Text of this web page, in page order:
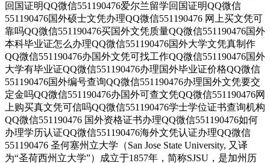
回国证明QQ微信551190476爱尔兰留学回国证明QQ微信
551190476国外硕士文凭办理QQ微信551190476 网上买文凭可
靠吗QQ微信551190476买国外文凭质量QQ微信551190476国外
本科毕业证怎么办理QQ微信551190476国外大学文凭真制作
QQ微信551190476办国外文凭可找工作QQ微信551190476国外
大学有毕业证QQ微信551190476办理国外毕业证价格QQ微信
551190476国外编号查询QQ微信551190476办理国外文凭要交
定金吗QQ微信551190476办国外可查文凭QQ微信551190476网
上购买真文凭可信吗QQ微信551190476学士学位证书查询机构
QQ微信551190476 国外资格证书办理QQ微信551190476如何
办理学历认证QQ微信551190476海外文凭认证办理QQ微信
551190476 圣何塞州立大学（San Jose State University, 又译
为“圣荷西州立大学”）成立于1857年，简称SJSU，是加州历